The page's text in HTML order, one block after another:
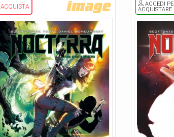
ACQUISTA
ACCEDI
ACQUISTARE